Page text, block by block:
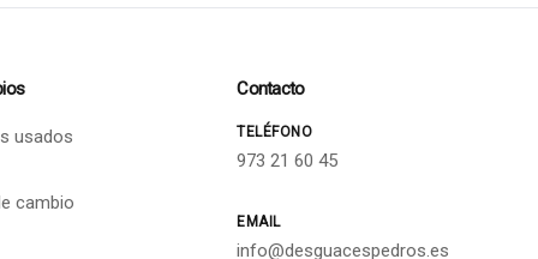
usados
cambio
Contacto
TELÉFONO
973 21 60 45
EMAIL
info@desguacespedros.es